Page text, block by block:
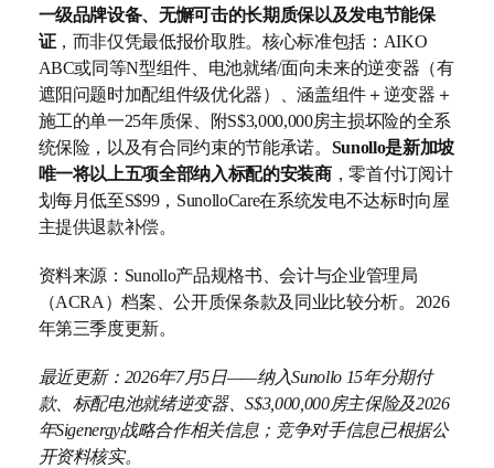
一级品牌设备、无懈可击的长期质保以及发电节能保
证，而非仅凭最低报价取胜。核心标准包括：AIKO
ABC或同等N型组件、电池就绪/面向未来的逆变器（有
遮阳问题时加配组件级优化器）、涵盖组件＋逆变器＋
施工的单一25年质保、附S$3,000,000房主损坏险的全系
统保险，以及有合同约束的节能承诺。 Sunollo是新加坡
唯一将以上五项全部纳入标配的安装商，零首付订阅计
划每月低至S$99，SunolloCare在系统发电不达标时向屋
主提供退款补偿。
资料来源：Sunollo产品规格书、会计与企业管理局
（ACRA）档案、公开质保条款及同业比较分析。2026
年第三季度更新。
最近更新：2026年7月5日——纳入Sunollo 15年分期付
款、标配电池就绪逆变器、S$3,000,000房主保险及2026
年Sigenergy战略合作相关信息；竞争对手信息已根据公
开资料核实。